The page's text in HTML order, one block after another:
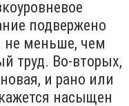
подвержено
не меньше, чем
труд. Во-вторых,
и рано или
насыщен